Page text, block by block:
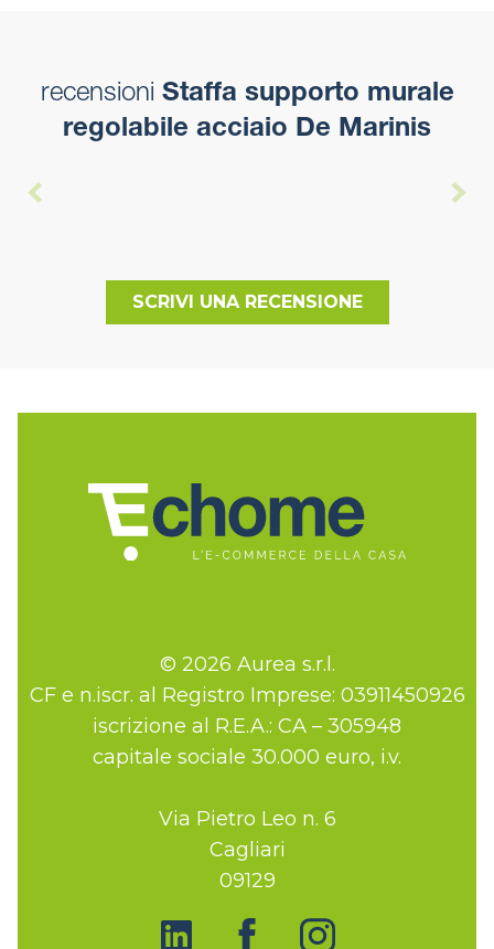
recensioni Staffa supporto murale
regolabile acciaio De Marinis
SCRIVI UNA RECENSIONE
© 2026 Aurea s.r.l.
CF e n.iscr. al Registro Imprese: 03911450926
iscrizione al R.E.A.: CA – 305948
capitale sociale 30.000 euro, i.v.
Via Pietro Leo n. 6
Cagliari
09129